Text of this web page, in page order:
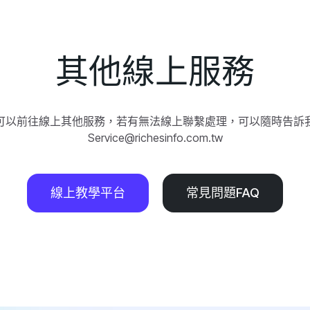
其他線上服務
以前往線上其他服務，若有無法線上聯繫處理，可以隨時告訴
Service@richesinfo.com.tw
線上教學平台 常見問題FAQ